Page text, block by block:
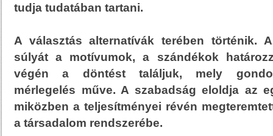
tudja tudatában tartani.
A választás alternatívák terében történik.
súlyát a motívumok, a szándékok
végén a döntést találjuk, mely
mérlegelés műve. A szabadság eloldja az
miközben a teljesítményei révén
a társadalom rendszerébe.